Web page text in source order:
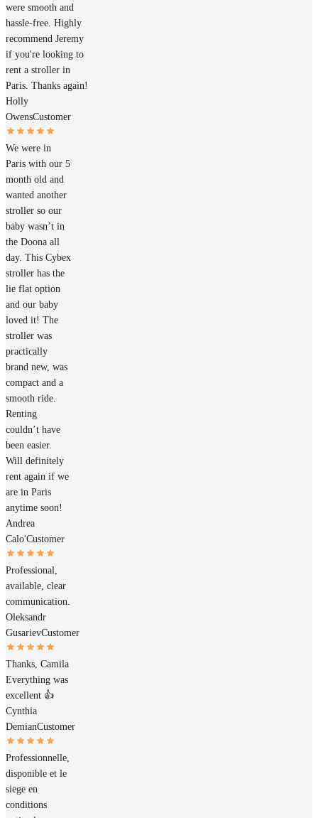
were smooth and
hassle-free. Highly
recommend Jeremy
if you're looking to
rent a stroller in
Paris. Thanks again!
Holly
OwensCustomer
We were in
Paris with our 5
month old and
wanted another
stroller so our
baby wasn’t in
the Doona all
day. This Cybex
stroller has the
lie flat option
and our baby
loved it! The
stroller was
practically
brand new, was
compact and a
smooth ride.
Renting
couldn’t have
been easier.
Will definitely
rent again if we
are in Paris
anytime soon!
Andrea
Calo'Customer
Professional,
available, clear
communication.
Oleksandr
GusarievCustomer
Thanks, Camila
Everything was
excellent 👍
Cynthia
DemianCustomer
Professionnelle,
disponible et le
siege en
conditions